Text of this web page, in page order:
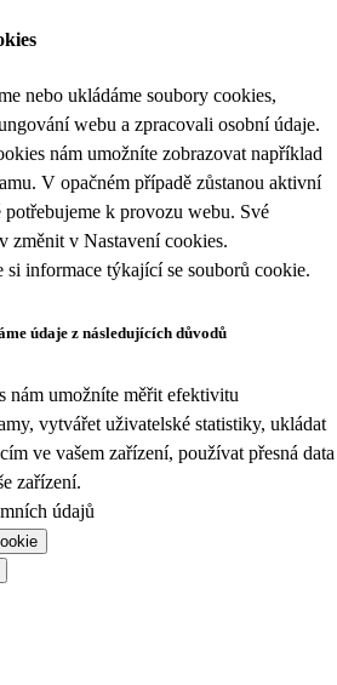
nebo ukládáme soubory cookies,
webu a zpracovali osobní údaje.
nám umožníte zobrazovat například
V opačném případě zůstanou aktivní
k provozu webu. Své
změnit v Nastavení cookies.
si informace týkající se souborů cookie.
údaje z následujících důvodů
nám umožníte měřit efektivitu
vytvářet uživatelské statistiky, ukládat
ve vašem zařízení, používat přesná data
zařízení.
údajů